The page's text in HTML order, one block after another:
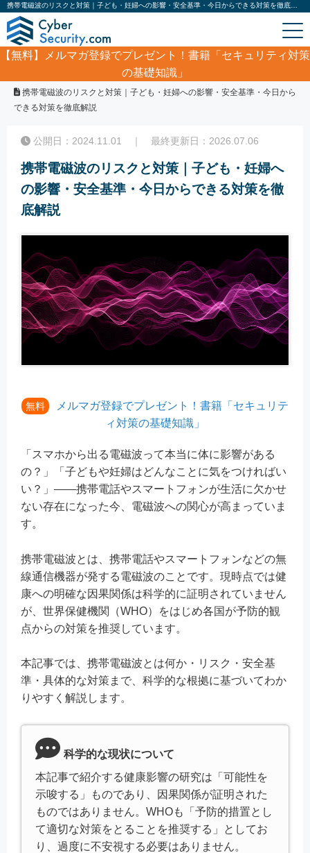
【無料】
メルマガ登録でプレゼント！書籍「セキュリティ対策
の基礎知識」
携帯電磁波のリスクと対策｜子ども・妊婦への影響・安全基準・今日から
できる対策を徹底解説
公開日：2024.11.01 ｜ 最終更新日：2026.07.06
携帯電磁波のリスクと対策｜子ども・妊婦へ
の影響・安全基準・今日からできる対策を徹
底解説
無料
メルマガ登録でプレゼント！書籍「セキュリテ
ィ対策の基礎知識」
「スマホから出る電磁波って本当に体に影響がある
の？」「子どもや妊婦はどんなことに気をつければい
い？」——携帯電話やスマートフォンが生活に欠かせ
ない存在になった今、電磁波への関心が高まっていま
す。
携帯電磁波とは、携帯電話やスマートフォンなどの無
線通信機器が発する電磁波のことです。現時点では健
康への明確な因果関係は科学的に証明されていません
が、世界保健機関（WHO）をはじめ各国が予防的観
点からの対策を推奨しています。
本記事では、携帯電磁波とは何か・リスク・安全基
準・具体的な対策まで、科学的な根拠に基づいてわか
りやすく解説します。
科学的な現状について
本記事で紹介する健康影響の研究は「可能性を
示唆する」ものであり、因果関係が証明された
ものではありません。WHOも「予防的措置とし
て適切な対策をとることを推奨する」としてお
り、過度に不安視する必要はありません。